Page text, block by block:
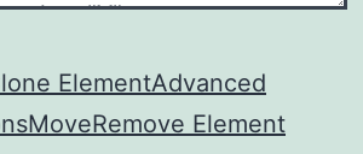
ElementAdvanced
MoveRemove Element